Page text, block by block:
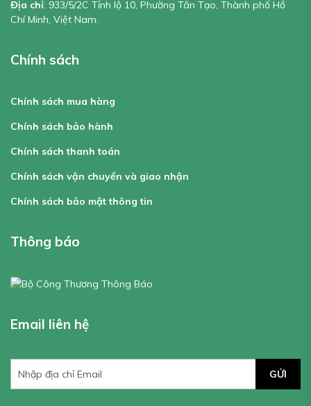
Địa chỉ: 933/5/2C Tỉnh lộ 10, Phường Tân Tạo, Thành phố Hồ
Chí Minh, Việt Nam.
Chính sách
Chính sách mua hàng
Chính sách bảo hành
Chính sách thanh toán
Chính sách vận chuyển và giao nhận
Chính sách bảo mật thông tin
Thông báo
Email liên hệ
GỬI